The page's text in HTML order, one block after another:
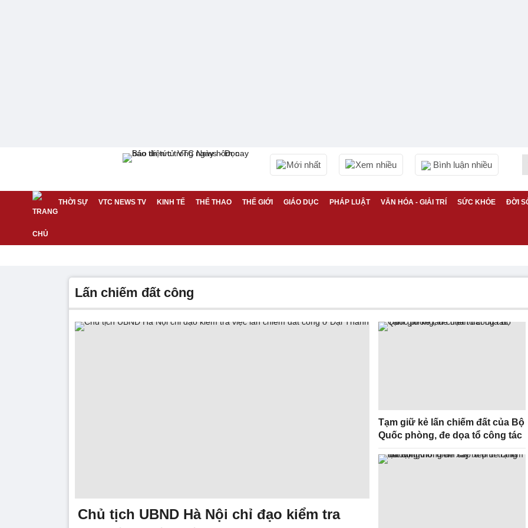
Mới nhất Xem nhiều Bình luận nhiều
THỜI SỰ VTC NEWS TV KINH TẾ THỂ THAO THẾ GIỚI GIÁO DỤC PHÁP LUẬT VĂN HÓA - GIẢI TRÍ SỨC KHỎE ĐỜI
Lấn chiếm đất công
Chủ tịch UBND Hà Nội chỉ đạo kiểm tra
Tạm giữ kẻ lấn chiếm đất của Bộ
Quốc phòng, đe dọa tổ công tác